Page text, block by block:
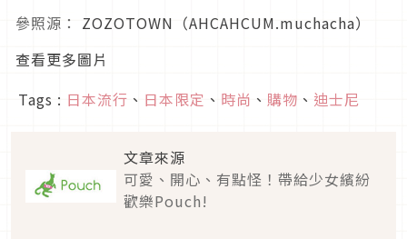
參照源： ZOZOTOWN（AHCAHCUM.muchacha）
查看更多圖片
Tags : 日本流行 、 日本限定 、 時尚 、 購物 、 迪士尼
文章來源
可愛、開心、有點怪！帶給少女繽紛
歡樂Pouch!